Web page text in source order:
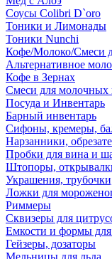
Соусы Colibri D`oro
Тоники и Лимонады
Тоники Nunchi
Кофе/Молоко/Смеси
Альтернативное
Кофе в Зернах
Смеси для молочных
Посуда и Инвентарь
Барный инвентарь
Сифоны, кремеры,
Нарзанники,
Пробки для вина и
Штопоры,
Украшения,
Ложки для
Риммеры
Сквизеры для
Емкости и формы для
Гейзеры, дозаторы
Мельницы для льда